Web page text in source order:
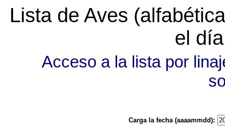
Lista de Aves
el
Acceso a la lista por
Carga la fecha (aaaammdd):